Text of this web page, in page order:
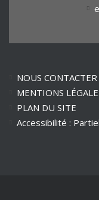
NOUS CONTACTER
MENTIONS
PLAN DU SITE
Accessibilité :